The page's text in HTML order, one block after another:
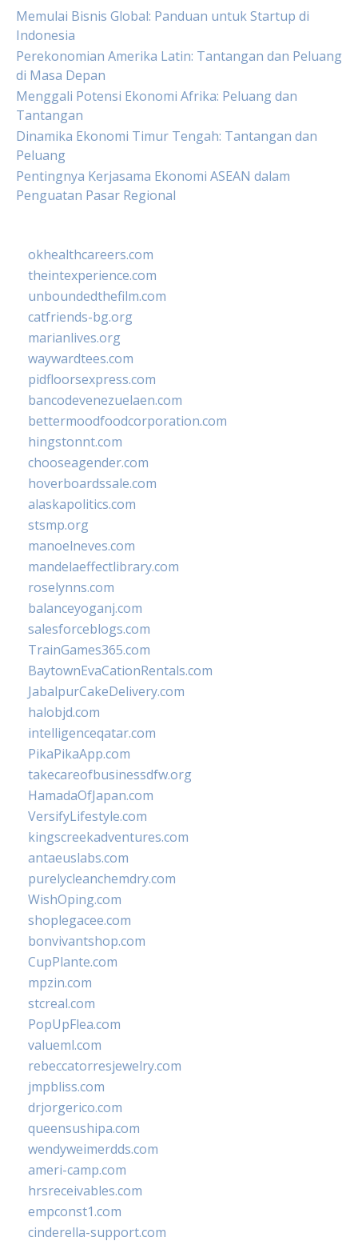
Memulai Bisnis Global: Panduan untuk Startup di
Indonesia
Perekonomian Amerika Latin: Tantangan dan Peluang
di Masa Depan
Menggali Potensi Ekonomi Afrika: Peluang dan
Tantangan
Dinamika Ekonomi Timur Tengah: Tantangan dan
Peluang
Pentingnya Kerjasama Ekonomi ASEAN dalam
Penguatan Pasar Regional
okhealthcareers.com
theintexperience.com
unboundedthefilm.com
catfriends-bg.org
marianlives.org
waywardtees.com
pidfloorsexpress.com
bancodevenezuelaen.com
bettermoodfoodcorporation.com
hingstonnt.com
chooseagender.com
hoverboardssale.com
alaskapolitics.com
stsmp.org
manoelneves.com
mandelaeffectlibrary.com
roselynns.com
balanceyoganj.com
salesforceblogs.com
TrainGames365.com
BaytownEvaCationRentals.com
JabalpurCakeDelivery.com
halobjd.com
intelligenceqatar.com
PikaPikaApp.com
takecareofbusinessdfw.org
HamadaOfJapan.com
VersifyLifestyle.com
kingscreekadventures.com
antaeuslabs.com
purelycleanchemdry.com
WishOping.com
shoplegacee.com
bonvivantshop.com
CupPlante.com
mpzin.com
stcreal.com
PopUpFlea.com
valueml.com
rebeccatorresjewelry.com
jmpbliss.com
drjorgerico.com
queensushipa.com
wendyweimerdds.com
ameri-camp.com
hrsreceivables.com
empconst1.com
cinderella-support.com